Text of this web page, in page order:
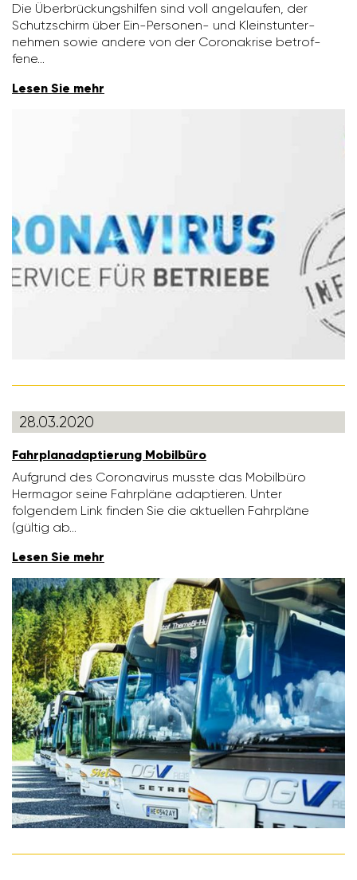
Die Überbrü­ckungs­hilfen sind voll ange­laufen, der
Schutz­schirm über Ein-Personen- und Kleinst­un­ter­
nehmen sowie andere von der Coro­na­krise betrof­
fene…
Lesen Sie mehr
28.03.2020
Fahr­pla­n­ad­ap­tie­rung Mobil­büro
Aufgrund des Coro­na­virus musste das Mobil­büro
Hermagor seine Fahr­pläne adap­tieren. Unter
folgendem Link finden Sie die aktu­ellen Fahr­pläne
(gültig ab…
Lesen Sie mehr